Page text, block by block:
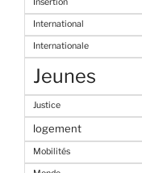
International
Internationale
Jeunes
Justice
logement
Mobilités